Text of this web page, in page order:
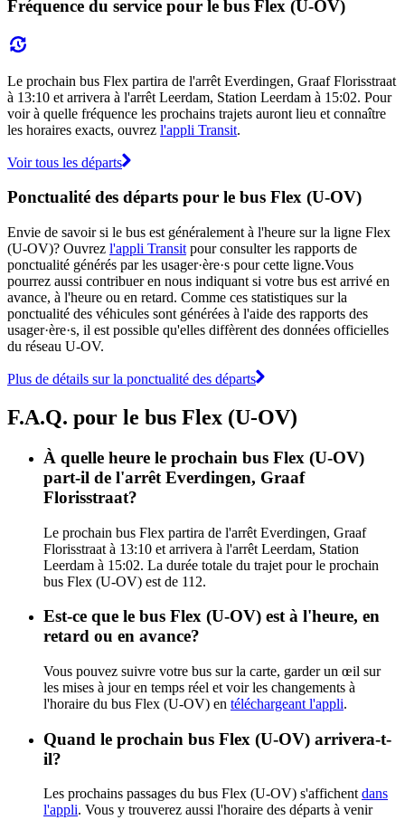
Fréquence du service pour le bus Flex (U-OV)
Le prochain bus Flex partira de l'arrêt Everdingen, Graaf Florisstraat
à 13:10 et arrivera à l'arrêt Leerdam, Station Leerdam à 15:02. Pour
voir à quelle fréquence les prochains trajets auront lieu et connaître
les horaires exacts, ouvrez l'appli Transit.
Voir tous les départs
Ponctualité des départs pour le bus Flex (U-OV)
Envie de savoir si le bus est généralement à l'heure sur la ligne Flex
(U-OV)? Ouvrez l'appli Transit pour consulter les rapports de
ponctualité générés par les usager·ère·s pour cette ligne.Vous
pourrez aussi contribuer en nous indiquant si votre bus est arrivé en
avance, à l'heure ou en retard. Comme ces statistiques sur la
ponctualité des véhicules sont générées à l'aide des rapports des
usager·ère·s, il est possible qu'elles diffèrent des données officielles
du réseau U-OV.
Plus de détails sur la ponctualité des départs
F.A.Q. pour le bus Flex (U-OV)
À quelle heure le prochain bus Flex (U-OV)
part-il de l'arrêt Everdingen, Graaf
Florisstraat?
Le prochain bus Flex partira de l'arrêt Everdingen, Graaf
Florisstraat à 13:10 et arrivera à l'arrêt Leerdam, Station
Leerdam à 15:02. La durée totale du trajet pour le prochain
bus Flex (U-OV) est de 112.
Est-ce que le bus Flex (U-OV) est à l'heure, en
retard ou en avance?
Vous pouvez suivre votre bus sur la carte, garder un œil sur
les mises à jour en temps réel et voir les changements à
l'horaire du bus Flex (U-OV) en téléchargeant l'appli.
Quand le prochain bus Flex (U-OV) arrivera-t-
il?
Les prochains passages du bus Flex (U-OV) s'affichent dans
l'appli. Vous y trouverez aussi l'horaire des départs à venir